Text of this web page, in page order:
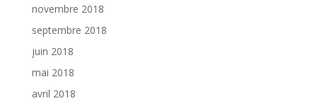
novembre 2018
septembre 2018
juin 2018
mai 2018
avril 2018